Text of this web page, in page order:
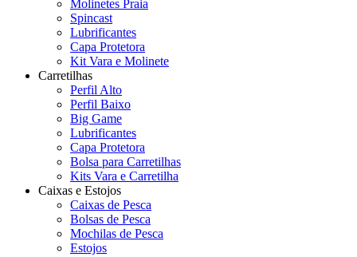
Molinetes Praia
Spincast
Lubrificantes
Capa Protetora
Kit Vara e Molinete
Carretilhas
Perfil Alto
Perfil Baixo
Big Game
Lubrificantes
Capa Protetora
Bolsa para Carretilhas
Kits Vara e Carretilha
Caixas e Estojos
Caixas de Pesca
Bolsas de Pesca
Mochilas de Pesca
Estojos